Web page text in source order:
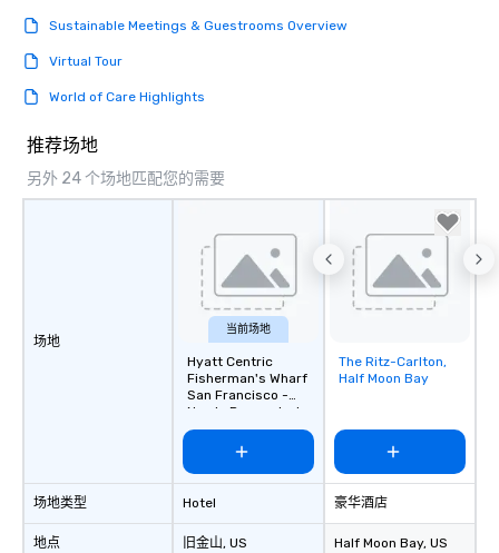
Sustainable Meetings & Guestrooms Overview
Virtual Tour
World of Care Highlights
推荐场地
另外 24 个场地匹配您的需要
场地
场地类型
地点
当前场地
Hyatt Centric
Fisherman's Wharf
San Francisco -
Newly Renovated
Hotel
旧金山, US
Removed from
favorites
The Ritz-Carlton,
Half Moon Bay
豪华酒店
Half Moon Bay, US